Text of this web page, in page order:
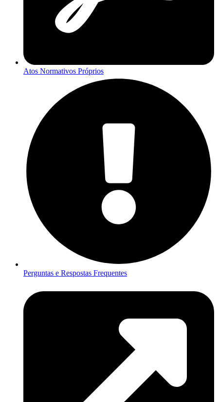
Atos Normativos Próprios
Perguntas e Respostas Frequentes